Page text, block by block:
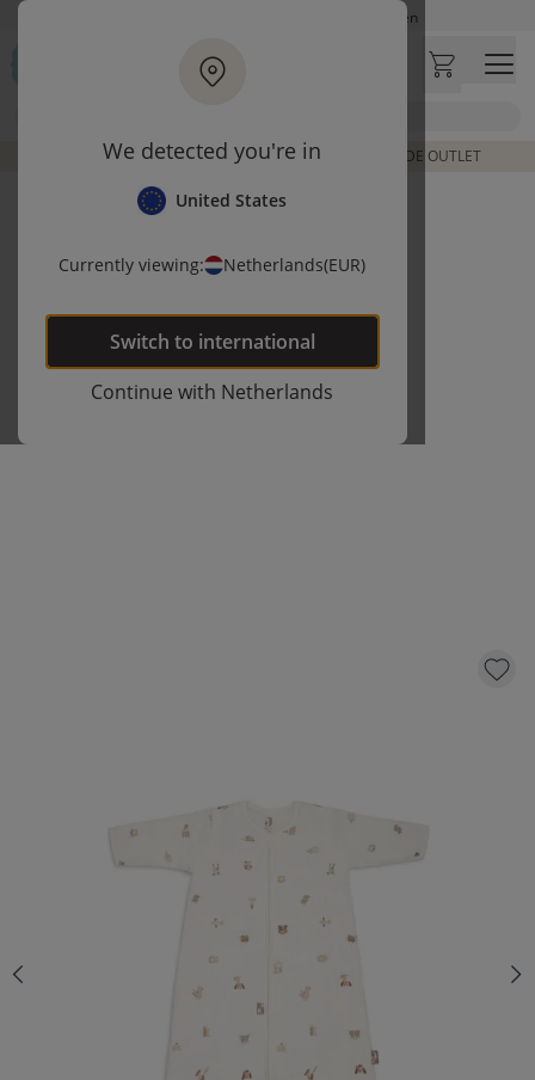
We detected you're in
United States
Currently viewing: Netherlands(EUR)
Switch to international
Continue with Netherlands
Ga naar hoofdinhoudOp werkdagen besteld, zelfde dag verzonden
Let op: vertraging bij PostNL. Levering duurt mogelijk langer
Bezoek onze concept store
DE LAATSTE ITEMS UIT VORIGE COLLECTIES | SHOP DE OUTLET
KLIK EN BESTEL